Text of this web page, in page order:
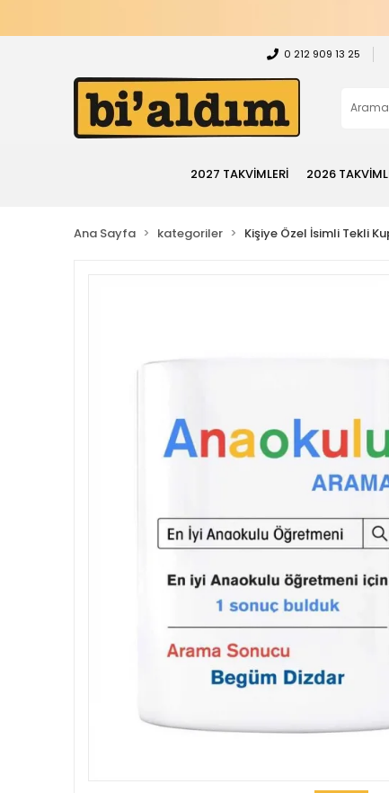
0 212 909 13 25
2027 TAKVİMLERİ 2026
Ana Sayfa kategoriler Kişiye Özel İsimli Tekli